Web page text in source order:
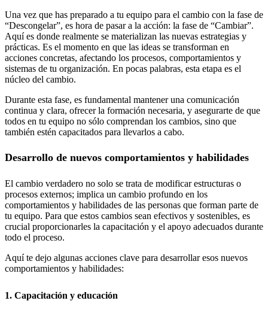
Una vez que has preparado a tu equipo para el cambio con la fase de
“Descongelar”, es hora de pasar a la acción: la fase de “Cambiar”.
Aquí es donde realmente se materializan las nuevas estrategias y
prácticas. Es el momento en que las ideas se transforman en
acciones concretas, afectando los procesos, comportamientos y
sistemas de tu organización. En pocas palabras, esta etapa es el
núcleo del cambio.
Durante esta fase, es fundamental mantener una comunicación
continua y clara, ofrecer la formación necesaria, y asegurarte de que
todos en tu equipo no sólo comprendan los cambios, sino que
también estén capacitados para llevarlos a cabo.
Desarrollo de nuevos comportamientos y habilidades
El cambio verdadero no solo se trata de modificar estructuras o
procesos externos; implica un cambio profundo en los
comportamientos y habilidades de las personas que forman parte de
tu equipo. Para que estos cambios sean efectivos y sostenibles, es
crucial proporcionarles la capacitación y el apoyo adecuados durante
todo el proceso.
Aquí te dejo algunas acciones clave para desarrollar esos nuevos
comportamientos y habilidades:
1. Capacitación y educación